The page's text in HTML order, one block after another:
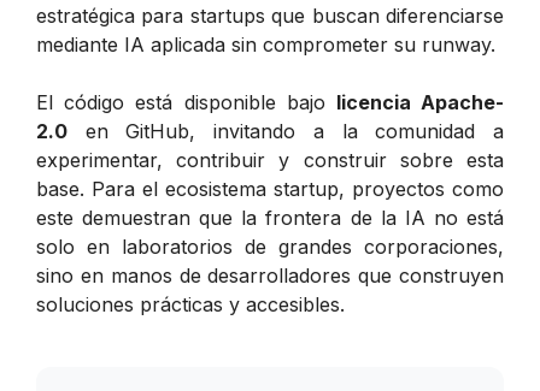
estratégica para startups que buscan diferenciarse
mediante IA aplicada sin comprometer su runway.
El código está disponible bajo licencia Apache-
2.0 en GitHub, invitando a la comunidad a
experimentar, contribuir y construir sobre esta
base. Para el ecosistema startup, proyectos como
este demuestran que la frontera de la IA no está
solo en laboratorios de grandes corporaciones,
sino en manos de desarrolladores que construyen
soluciones prácticas y accesibles.